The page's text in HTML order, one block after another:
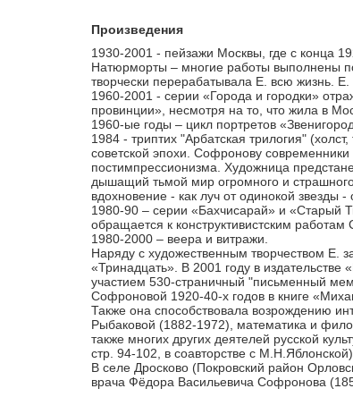
Произведения
1930-2001 - пейзажи Москвы, где с конца
Натюрморты – многие работы выполнены
творчески перерабатывала Е. всю жизнь.
1960-2001 - серии «Города и городки»
провинции», несмотря на то, что жила в
1960-ые годы – цикл портретов
1984 - триптих "Арбатская трилогия"
советской эпохи. Софронову
постимпрессионизма. Художница
дышащий тьмой мир огромного и
вдохновение - как луч от одинокой звезды
1980-90 – серии «Бахчисарай» и «Старый
обращается к конструктивистским
1980-2000 – веера и витражи.
Наряду с художественным творчеством Е.
«Тринадцать». В 2001 году в
участием 530-страничный "письменный
Софроновой 1920-40-х годов в книге
Также она способствовала возрождению
Рыбаковой (1882-1972), математика и
также многих других деятелей русской
стр. 94-102, в соавторстве с М.Н.Яблонской).
В селе Дросково (Покровский район
врача Фёдора Васильевича Софронова